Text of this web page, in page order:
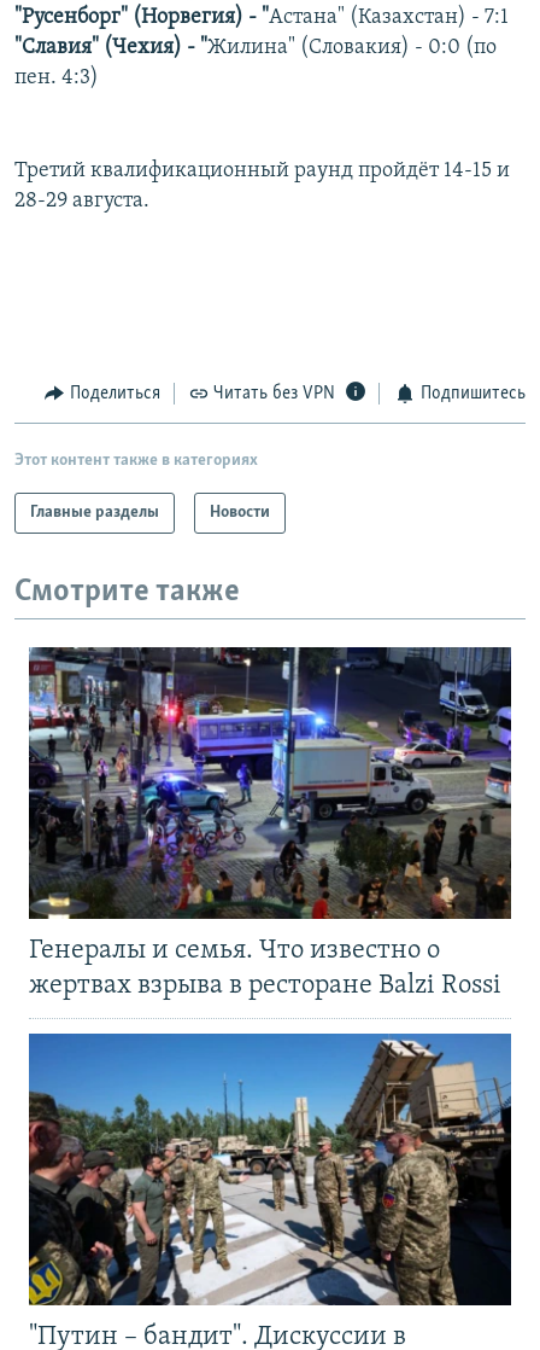
"Русенборг" (Норвегия) - "Астана" (Казахстан) - 7:1
"Славия" (Чехия) - "Жилина" (Словакия) - 0:0 (по
пен. 4:3)
Третий квалификационный раунд пройдёт 14-15 и
28-29 августа.
Поделиться Читать без VPN Подпишитесь
Этот контент также в категориях
Главные разделы Новости
Смотрите также
Генералы и семья. Что известно о
жертвах взрыва в ресторане Balzi Rossi
"Путин – бандит". Дискуссии в